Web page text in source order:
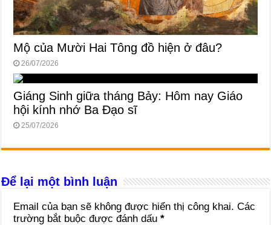
Mộ của Mười Hai Tông đồ hiện ở đâu?
26/07/2026
Giáng Sinh giữa tháng Bảy: Hôm nay Giáo
hội kính nhớ Ba Đạo sĩ
25/07/2026
Để lại một bình luận
Email của bạn sẽ không được hiển thị công khai. Các
trường bắt buộc được đánh dấu*